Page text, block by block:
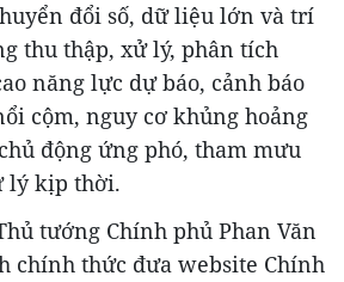
đổi số, dữ liệu lớn và trí
thu thập, xử lý, phân tích
năng lực dự báo, cảnh báo
cộm, nguy cơ khủng hoảng
động ứng phó, tham mưu
lý kịp thời.
tướng Chính phủ Phan Văn
chính thức đưa website Chính